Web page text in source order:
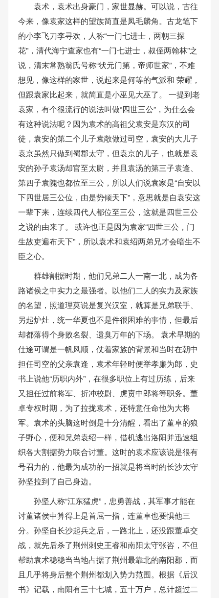
袁术，袁术出身豪门，家世显赫。可以说，古往
今来，像袁家这样的望族简直是凤毛麟角。古龙笔下
的小李飞刀李寻欢，人称“一门七进士，两朝三探
花”，清代海宁查家也有“一门七进士，叔侄两翰林”之
说，清末常熟翁氏号称“状元门第，帝师世家”，不难
想见，像这样的家世，说起来是何等的气派和 荣耀，
但跟袁家比起来，就简直是小巫见大巫了。 一提到老
袁家，有个很流行的说法叫做“四世三公”，为什么会
有这种说法呢？因为袁术的高祖父袁安是东汉的司
徒，袁安的第二个儿子袁敞做过司空，袁安的大儿子
袁京虽然只做到蜀郡太守，但袁京的儿子，也就是袁
安的孙子袁汤却官至太尉，并且袁汤的第三子袁逢、
第四子袁隗也都位至三公，所以人们说袁家是“自安以
下四世居三公位，由是势倾天下”，意思就是自袁安这
一辈下来，连续四代人都位至三公，这就是四世三公
之说的由来了。 或许也正是因为袁家“四世三公，门
生故吏遍布天下”，所以袁术和袁绍两弟兄才会暗生不
臣之心。
群雄割据时期，他们兄弟二人一南一北，成为各
路诸侯之中实力之最强者。以他们二人的实力及家族
的名望，照道理莫说是复兴汉室，就算是兄弟联手、
另起炉灶，统一华夏也不是件很困难的事情，但最后
却都落得个身败名裂、遗臭万年的下场。 袁术早期的
仕途可谓是一帆风顺，仗着家族的背景和当时在朝中
担任司空的父亲袁逢，袁术年轻时便举孝廉为郎，史
书上说他“历职内外”，在很多职位上有过历练，后来
又担任过前将军、折冲校尉、虎贲中郎将等职务。董
卓专权时期，为了拉拢袁术，还特意任命他为大将
军。袁术的头脑这时倒是十分清醒，看出了董卓的狼
子野心，便和兄弟袁绍一样，借机逃出洛阳并迅速组
织各大割据势力联合讨董。这时的袁术应该说是很有
号召力的，他最为成功的一招就是将当时的长沙太守
孙坚拉到了自己身边。
孙坚人称“江东猛虎”，忠勇善战，其军事才能在
讨董诸侯中算得上是首屈一指，连董卓也要惧他三
分。孙坚自长沙起兵之后，一路北上，还没跟董卓交
战，就先后杀了荆州刺史王睿和南阳太守张咨，不但
帮助袁术稳稳当当地占据了荆州最靠北的南阳郡，而
且几乎将身后整个荆州都划入势力范围。根据《后汉
书》记载，南阳有三十七城，五十万户，总计超过二